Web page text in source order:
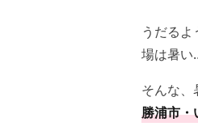
うだる
場は暑い
そんな、
勝浦市・